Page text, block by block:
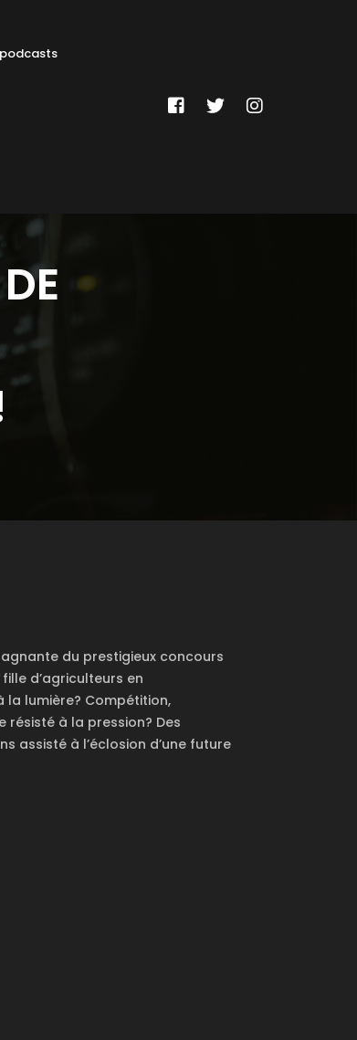
du prestigieux concours
d’agriculteurs en
lumière? Compétition,
à la pression? Des
assisté à l’éclosion d’une future